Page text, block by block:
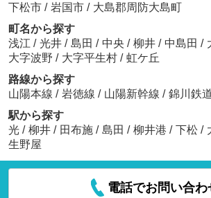
下松市 / 岩国市 / 大島郡周防大島町
町名から探す
浅江 / 光井 / 島田 / 中央 / 柳井 / 中島田 /
大字波野 / 大字平生村 / 虹ケ丘
路線から探す
山陽本線 / 岩徳線 / 山陽新幹線 / 錦川鉄
駅から探す
光 / 柳井 / 田布施 / 島田 / 柳井港 / 下松 /
生野屋
電話でお問い合わ